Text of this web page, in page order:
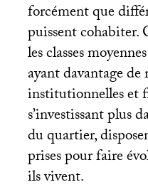
forcément que
puissent cohabiter.
les classes
ayant davantage de
institutionnelles et
s’investissant plus
du quartier,
prises pour faire
ils vivent.